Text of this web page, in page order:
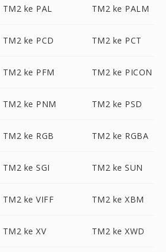
TM2 ke PAL TM2 ke PALM
TM2 ke PCD TM2 ke PCT
TM2 ke PFM TM2 ke PICON
TM2 ke PNM TM2 ke PSD
TM2 ke RGB TM2 ke RGBA
TM2 ke SGI TM2 ke SUN
TM2 ke VIFF TM2 ke XBM
TM2 ke XV TM2 ke XWD